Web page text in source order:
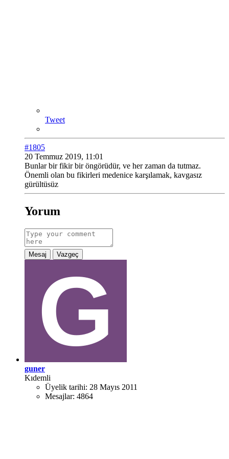
Tweet
#1805
20 Temmuz 2019, 11:01
Bunlar bir fikir bir öngörüdür, ve her zaman da tutmaz.
Önemli olan bu fikirleri medenice karşılamak, kavgasız
gürültüsüz
Yorum
Mesaj Vazgeç
guner
Kıdemli
Üyelik tarihi: 28 Mayıs 2011
Mesajlar: 4864